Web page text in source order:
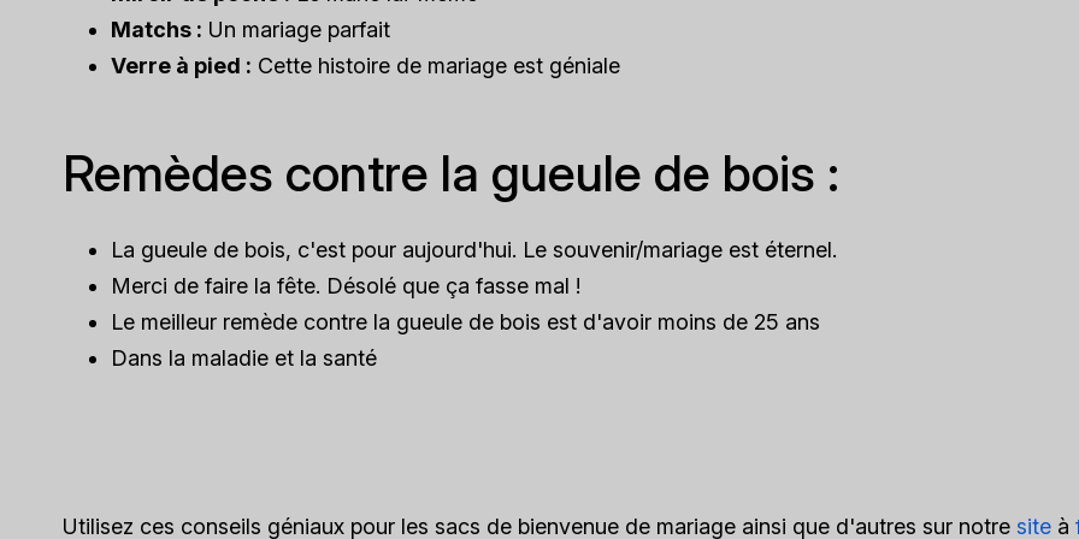
Matchs : Un mariage parfait
Verre à pied : Cette histoire de mariage est géniale
Remèdes contre la gueule de bois :
La gueule de bois, c'est pour aujourd'hui. Le souvenir/mariage est éternel.
Merci de faire la fête. Désolé que ça fasse mal !
Le meilleur remède contre la gueule de bois est d'avoir moins de 25 ans
Dans la maladie et la santé
Utilisez ces conseils géniaux pour les sacs de bienvenue de mariage ainsi que d'autres sur notre site à